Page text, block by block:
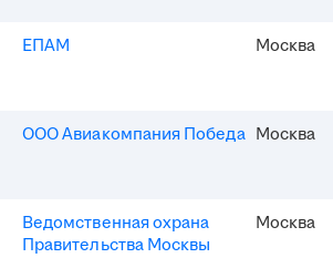
ЕПАМ Москва
ООО Авиакомпания Победа Москва
Ведомственная охрана
Правительства Москвы
Москва